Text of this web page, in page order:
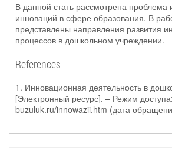
В данной стать рассмотрена проблема
инноваций в сфере образования. В
представлены направления развития
процессов в дошкольном учреждении.
References
1. Инновационная деятельность в
[Электронный ресурс]. – Режим
buzuluk.ru/innowazii.htm (дата